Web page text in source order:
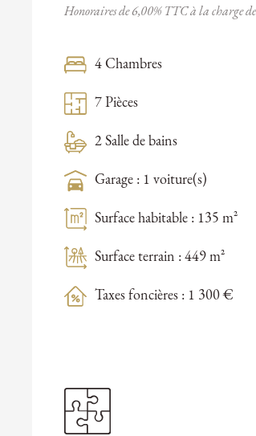
Honoraires de 6,00% TTC à la charge
4 Chambres
7 Pièces
2 Salle de bains
Garage : 1 voiture(s)
Surface habitable : 135 m²
Surface terrain : 449 m²
Taxes foncières : 1 300 €